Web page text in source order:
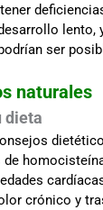
lento,
ser
naturales
dieta
crónico y